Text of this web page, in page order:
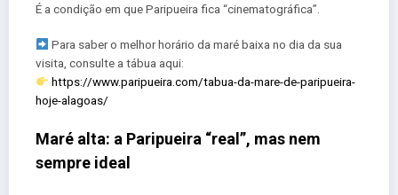
É a condição em que Paripueira fica “cinematográfica”.
Para saber o melhor horário da maré baixa no dia da sua
visita, consulte a tábua aqui:
https://www.paripueira.com/tabua-da-mare-de-paripueira-
hoje-alagoas/
Maré alta: a Paripueira “real”, mas nem
sempre ideal